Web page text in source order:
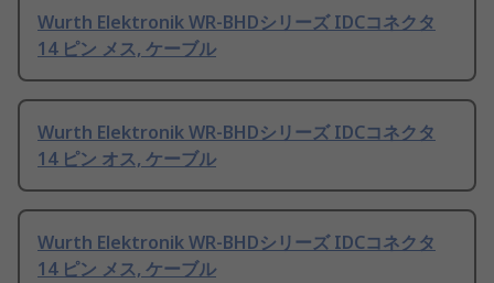
Wurth Elektronik WR-BHDシリーズ IDCコネクタ
14 ピン メス, ケーブル
Wurth Elektronik WR-BHDシリーズ IDCコネクタ
14 ピン オス, ケーブル
Wurth Elektronik WR-BHDシリーズ IDCコネクタ
14 ピン メス, ケーブル